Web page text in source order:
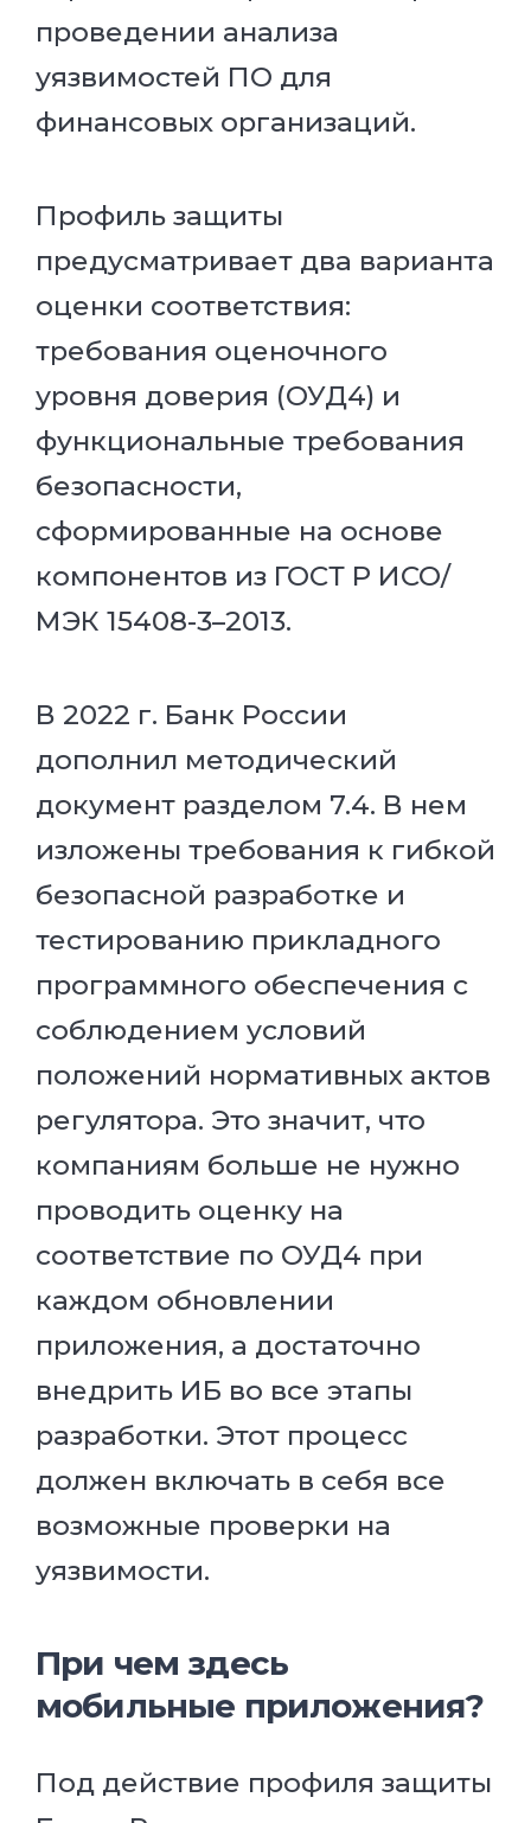
проведении анализа
уязвимостей ПО для
финансовых организаций.
Профиль защиты
предусматривает два варианта
оценки соответствия:
требования оценочного
уровня доверия (ОУД4) и
функциональные требования
безопасности,
сформированные на основе
компонентов из ГОСТ Р ИСО/
МЭК 15408-3–2013.
В 2022 г. Банк России
дополнил методический
документ разделом 7.4. В нем
изложены требования к гибкой
безопасной разработке и
тестированию прикладного
программного обеспечения с
соблюдением условий
положений нормативных актов
регулятора. Это значит, что
компаниям больше не нужно
проводить оценку на
соответствие по ОУД4 при
каждом обновлении
приложения, а достаточно
внедрить ИБ во все этапы
разработки. Этот процесс
должен включать в себя все
возможные проверки на
уязвимости.
При чем здесь
мобильные приложения?
Под действие профиля защиты